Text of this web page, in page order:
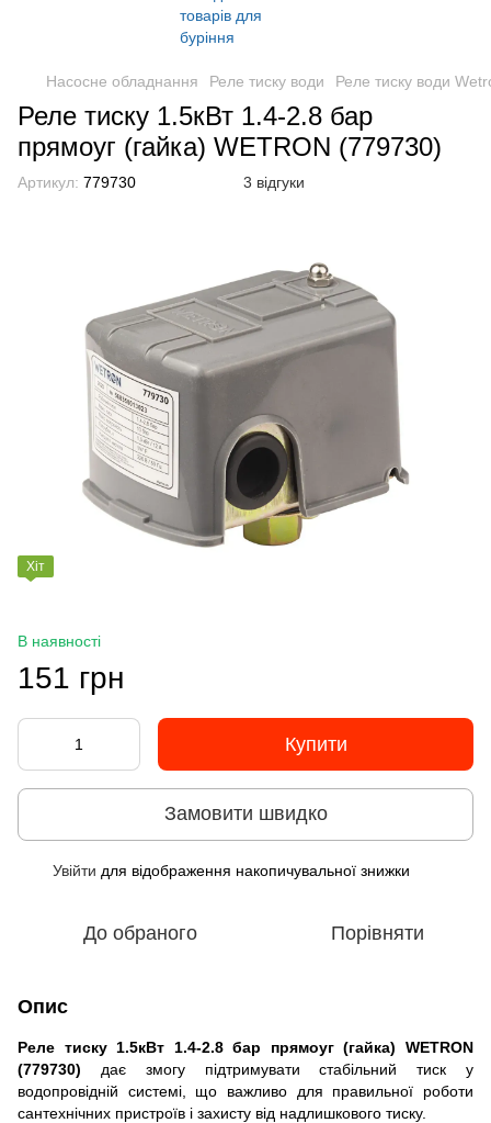
Насосне обладнання Реле тиску води Реле тиску води
Реле тиску 1.5кВт 1.4-2.8 бар
прямоуг (гайка) WETRON (779730)
Артикул: 779730 3 відгуки
Хіт
В наявності
151 грн
Купити
Замовити швидко
Увійти для відображення накопичувальної знижки
До обраного Порівняти
Опис
Реле тиску 1.5кВт 1.4-2.8 бар прямоуг (гайка) WETRON
(779730) дає змогу підтримувати стабільний тиск у
водопровідній системі, що важливо для правильної роботи
сантехнічних пристроїв і захисту від надлишкового тиску.